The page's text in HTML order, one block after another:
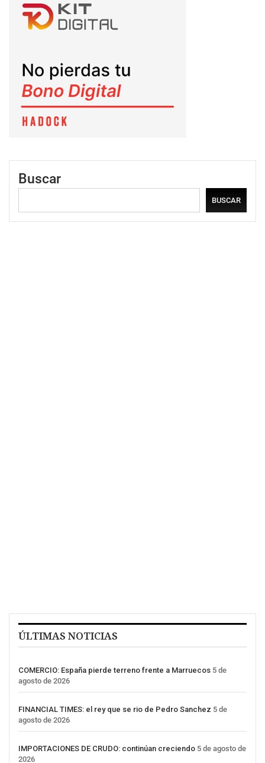
Buscar
BUSCAR
ÚLTIMAS NOTICIAS
COMERCIO: España pierde terreno frente a Marruecos 5 de
agosto de 2026
FINANCIAL TIMES: el rey que se rio de Pedro Sanchez 5 de
agosto de 2026
IMPORTACIONES DE CRUDO: continúan creciendo 5 de agosto de
2026